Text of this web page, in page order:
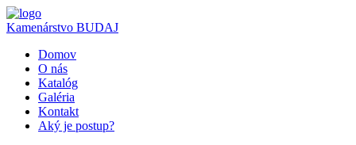
Kamenárstvo BUDAJ
Domov
O nás
Katalóg
Galéria
Kontakt
Aký je postup?